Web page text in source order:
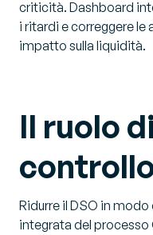
criticità. Dashboard
i ritardi e correggere
impatto sulla liquidità.
Il ruolo
Ridurre il DSO in
integrata del